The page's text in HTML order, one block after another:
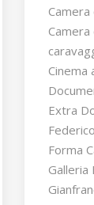
Cinema
Extra
Forma
Galleria